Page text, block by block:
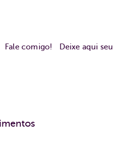
Fale comigo! Deixe aqui